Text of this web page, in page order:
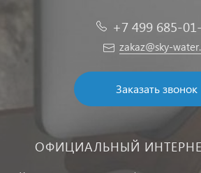
+7 499 685-
zakaz@sky-
Заказать звонок
ОФИЦИАЛЬНЫЙ